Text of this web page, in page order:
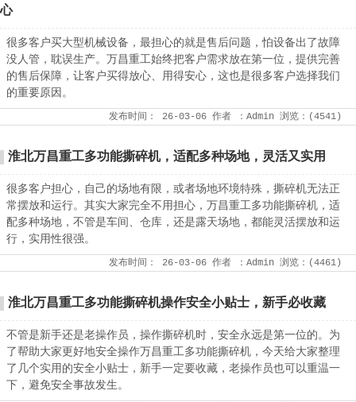
心
很多客户买大型机械设备，最担心的就是售后问题，怕设备出了故障
没人管，耽误生产。万昌重工始终把客户需求放在第一位，提供完善
的售后保障，让客户买得放心、用得安心，这也是很多客户选择我们
的重要原因。
发布时间： 26-03-06 作者 ：Admin 浏览：(4541 )
淮北万昌重工多功能撕碎机，适配多种场地，灵活又实用
很多客户担心，自己的场地有限，或者场地环境特殊，撕碎机无法正
常摆放和运行。其实大家完全不用担心，万昌重工多功能撕碎机，适
配多种场地，不管是车间、仓库，还是露天场地，都能灵活摆放和运
行，实用性很强。
发布时间： 26-03-06 作者 ：Admin 浏览：(4461 )
淮北万昌重工多功能撕碎机操作安全小贴士，新手必收藏
不管是新手还是老操作员，操作撕碎机时，安全永远是第一位的。为
了帮助大家更好地安全操作万昌重工多功能撕碎机，今天给大家整理
了几个实用的安全小贴士，新手一定要收藏，老操作员也可以重温一
下，避免安全事故发生。